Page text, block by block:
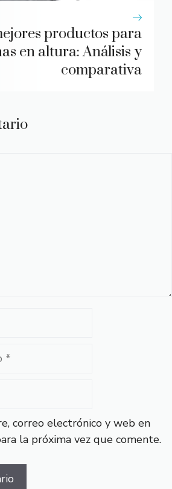
productos para
en altura: Análisis y
comparativa
correo electrónico y web en
la próxima vez que comente.